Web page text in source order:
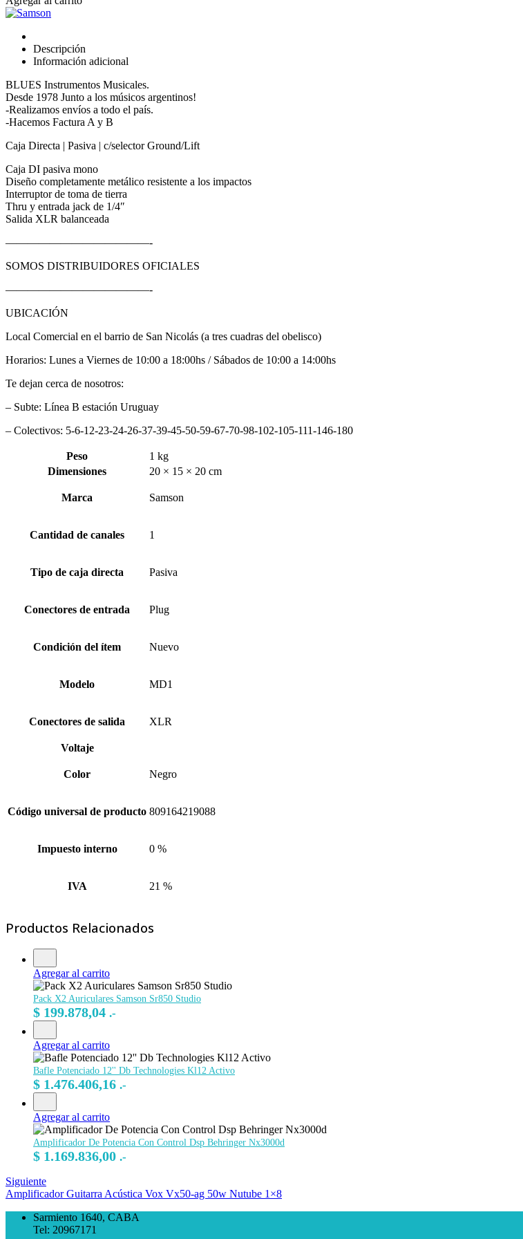
Caja
Pasiva
cantidadDescripción
Información adicional
BLUES Instrumentos Musicales.
Desde 1978 Junto a los músicos argentinos!
-Realizamos envíos a todo el país.
-Hacemos Factura A y B
Caja Directa | Pasiva | c/selector Ground/Lift
Caja DI pasiva mono
Diseño completamente metálico resistente a los impactos
Interruptor de toma de tierra
Thru y entrada jack de 1/4″
Salida XLR balanceada
—————————————-
SOMOS DISTRIBUIDORES OFICIALES
—————————————-
UBICACIÓN
Local Comercial en el barrio de San Nicolás (a tres cuadras del obelisco)
Horarios: Lunes a Viernes de 10:00 a 18:00hs / Sábados de 10:00 a 14:00hs
Te dejan cerca de nosotros:
– Subte: Línea B estación Uruguay
– Colectivos: 5-6-12-23-24-26-37-39-45-50-59-67-70-98-102-105-111-146-180
Peso
1 kg
Dimensiones
20 × 15 × 20 cm
Marca Samson
Cantidad de canales 1
Tipo de caja directa Pasiva
Conectores de entrada Plug
Condición del ítem Nuevo
Modelo MD1
Conectores de salida XLR
Voltaje
Color Negro
Código universal de producto 809164219088
Impuesto interno 0 %
IVA 21 %
Productos Relacionados
Agregar al carrito
Pack X2 Auriculares Samson Sr850 Studio
$ 199.878,04 .-
Agregar al carrito
Bafle Potenciado 12'' Db Technologies Kl12 Activo
$ 1.476.406,16 .-
Agregar al carrito
Amplificador De Potencia Con Control Dsp Behringer Nx3000d
$ 1.169.836,00 .-
Siguiente
Amplificador Guitarra Acústica Vox Vx50-ag 50w Nutube 1×8
Sarmiento 1640, CABA
Tel: 20967171